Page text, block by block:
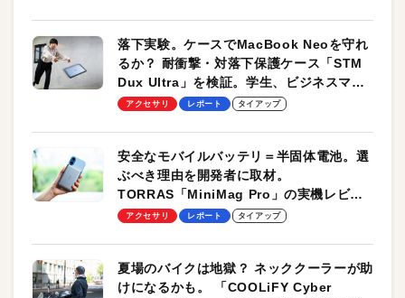
落下実験。ケースでMacBook Neoを守れ
るか？ 耐衝撃・対落下保護ケース「STM
Dux Ultra」を検証。学生、ビジネスマン
のモバイルユースに最適！
アクセサリ レポート タイアップ
安全なモバイルバッテリ＝半固体電池。選
ぶべき理由を開発者に取材。
TORRAS「MiniMag Pro」の実機レビュ
ーも
アクセサリ レポート タイアップ
夏場のバイクは地獄？ ネッククーラーが助
けになるかも。 「COOLiFY Cyber